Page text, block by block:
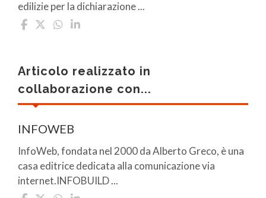
edilizie per la dichiarazione ...
Articolo realizzato in
collaborazione con...
INFOWEB
InfoWeb, fondata nel 2000 da Alberto Greco, è una
casa editrice dedicata alla comunicazione via
internet.INFOBUILD ...